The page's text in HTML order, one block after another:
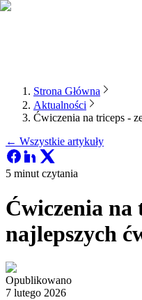
Strona Główna
Aktualności
Ćwiczenia na triceps -
← Wszystkie artykuły
5 minut czytania
Ćwiczenia na
najlepszych
Opublikowano
7 lutego 2026